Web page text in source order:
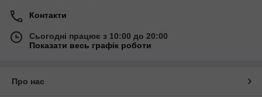
Контакти
Сьогодні працює з 10:00 до 20:00
Показати весь графік роботи
Про нас